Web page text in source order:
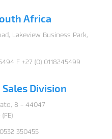
Africa
Lakeview Business Park,
F +27 (0) 0118245499
Division
8 – 44047
350455